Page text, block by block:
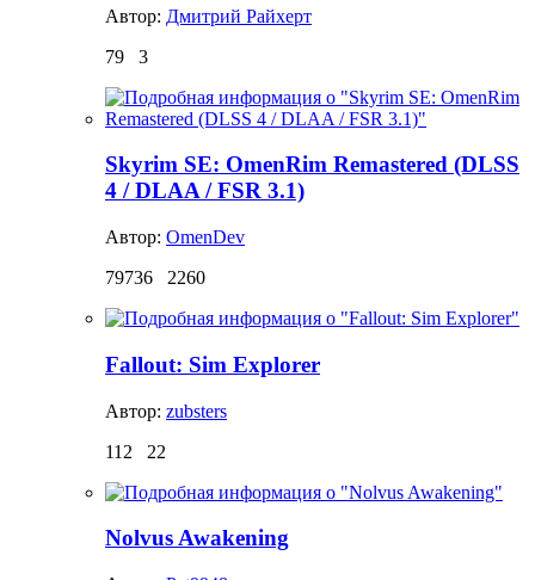
Автор: Дмитрий Райхерт
79
3
Skyrim SE: OmenRim Remastered (DLSS
4 / DLAA / FSR 3.1)
Автор: OmenDev
79736
2260
Fallout: Sim Explorer
Автор: zubsters
112
22
Nolvus Awakening